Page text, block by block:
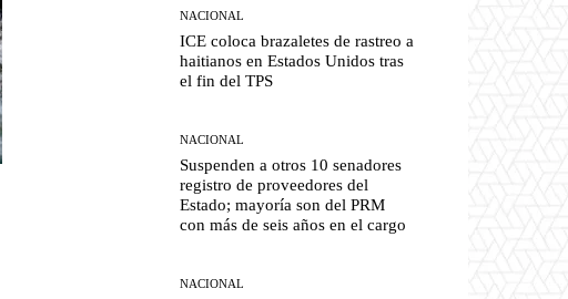
NACIONAL
ICE coloca brazaletes de rastreo a
haitianos en Estados Unidos tras
el fin del TPS
NACIONAL
Suspenden a otros 10 senadores
registro de proveedores del
Estado; mayoría son del PRM
con más de seis años en el cargo
NACIONAL